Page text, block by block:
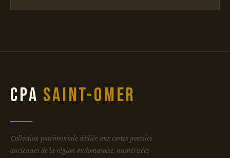
CPA Saint-Omer
Collection patrimoniale dédiée aux cartes postales
anciennes de la région audomaroise, numérisées